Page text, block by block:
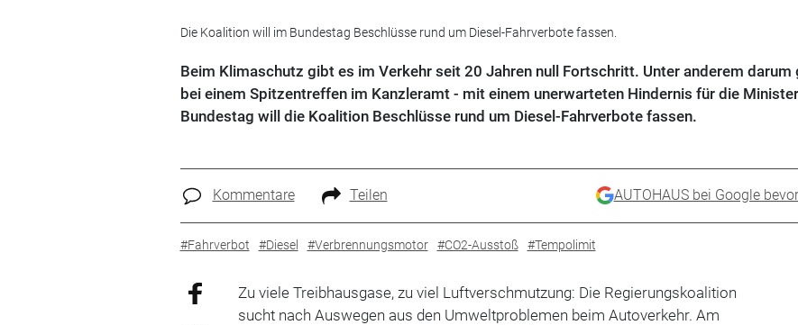
Die Koalition will im Bundestag Beschlüsse rund um Diesel-Fahrverbote fassen.
Beim Klimaschutz gibt es im Verkehr seit 20 Jahren null Fortschritt. Unter anderem darum
bei einem Spitzentreffen im Kanzleramt - mit einem unerwarteten Hindernis für die
Bundestag will die Koalition Beschlüsse rund um Diesel-Fahrverbote fassen.
Kommentare Teilen AUTOHAUS bei Google
#Fahrverbot #Diesel #Verbrennungsmotor #CO2-Ausstoß #Tempolimit
Zu viele Treibhausgase, zu viel Luftverschmutzung: Die Regierungskoalition
sucht nach Auswegen aus den Umweltproblemen beim Autoverkehr. Am